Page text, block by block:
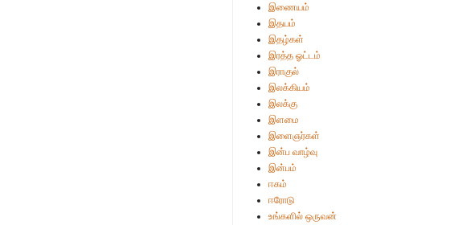
இணையம்
இதயம்
இதழ்கள்
இரத்த ஓட்டம்
இராகுல்
இலக்கியம்
இலக்கு
இளமை
இளைஞர்கள்
இன்ப வாழ்வு
இன்பம்
ஈகம்
ஈரோடு
உங்களில் ஒருவன்